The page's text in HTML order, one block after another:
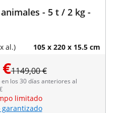
- 5 t / 2 kg -
al.) 105 x 220 x 15.5 cm
1149,00 €
los 30 días anteriores al
limitado